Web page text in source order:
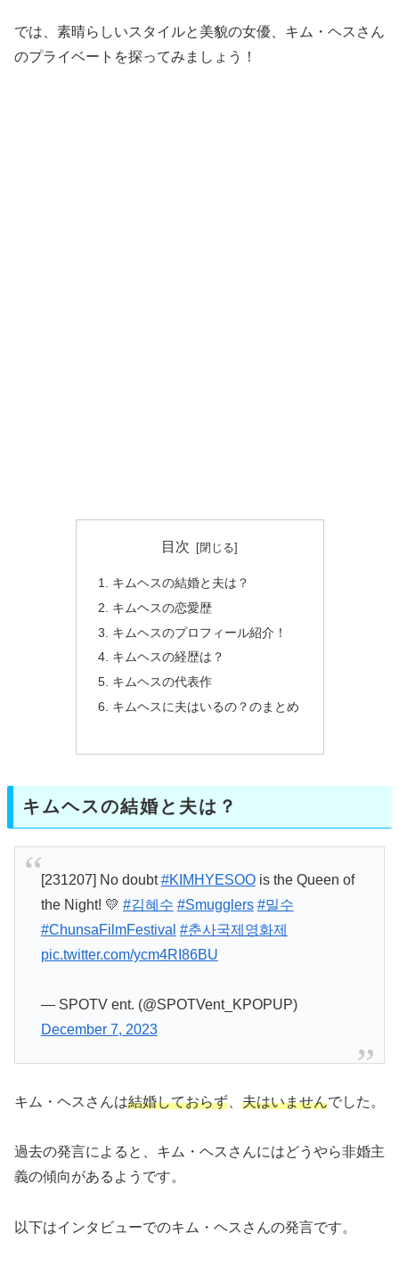
では、素晴らしいスタイルと美貌の女優、キム・ヘスさん
のプライベートを探ってみましょう！
目次
キムヘスの結婚と夫は？
キムヘスの恋愛歴
キムヘスのプロフィール紹介！
キムヘスの経歴は？
キムヘスの代表作
キムヘスに夫はいるの？のまとめ
キムヘスの結婚と夫は？
[231207] No doubt#KIMHYESOOis the Queen of
the Night! 💛 #김혜수 #Smugglers #밀수
#ChunsaFilmFestival #춘사국제영화제
pic.twitter.com/ycm4RI86BU
— SPOTV ent. (@SPOTVent_KPOPUP)
December 7, 2023
キム・ヘスさんは結婚しておらず 夫はいませんでした。
過去の発言によると、キム・ヘスさんにはどうやら非婚主
義の傾向があるようです。
以下はインタビューでのキム・ヘスさんの発言です。